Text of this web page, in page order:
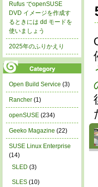
Rufus でopenSUSE
DVD イメージを作成す
るときには dd モードを
使いましょう
2025年のふりかえり
Open Build Service (3)
Rancher (1)
openSUSE (234)
Geeko Magazine (22)
SUSE Linux Enterprise
(14)
SLED (3)
SLES (10)